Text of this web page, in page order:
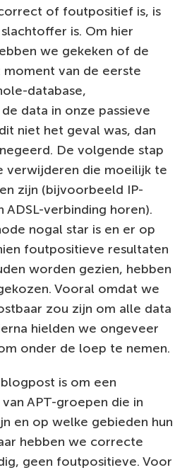
of foutpositief is, is
is. Om hier
we gekeken of de
moment van de eerste
database,
data in onze passieve
niet het geval was, dan
De volgende stap
verwijderen die moeilijk te
zijn (bijvoorbeeld IP-
ADSL-verbinding horen).
nogal star is en er op
foutpositieve resultaten
worden gezien, hebben
Vooral omdat we
zou zijn om alle data
hielden we ongeveer
onder de loep te nemen.
is om een
APT-groepen die in
en op welke gebieden hun
hebben we correcte
geen foutpositieve. Voor